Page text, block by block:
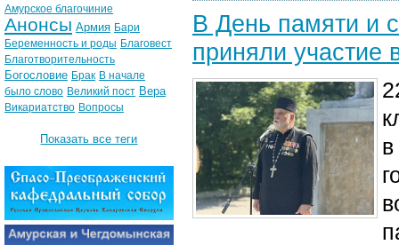
В День памяти и
приняли участие
Амурское благочиние
Анонсы Армия Бари
Беременность и роды Благовест
Благотворительность
Богословие Брак В начале
было слово Великий пост Вера
Викариатство Вопросы
Показать все теги